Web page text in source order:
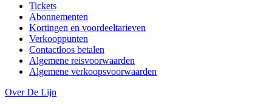
Tickets
Abonnementen
Kortingen en voordeeltarieven
Verkooppunten
Contactloos betalen
Algemene reisvoorwaarden
Algemene verkoopsvoorwaarden
Over De Lijn